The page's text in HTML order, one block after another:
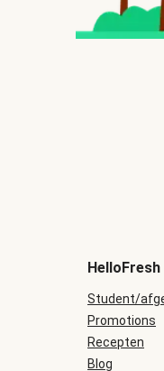
HelloFresh
Student/
Promotions
Recepten
Blog